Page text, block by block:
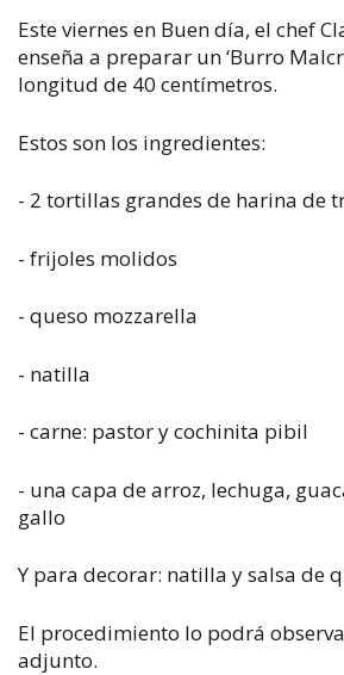
Este viernes en Buen día, el chef
enseña a preparar un ‘Burro
longitud de 40 centímetros.
Estos son los ingredientes:
- 2 tortillas grandes de harina de
- frijoles molidos
- queso mozzarella
- natilla
- carne: pastor y cochinita pibil
- una capa de arroz, lechuga,
gallo
Y para decorar: natilla y salsa de
El procedimiento lo podrá
adjunto.